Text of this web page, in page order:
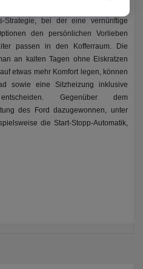
Strategie, bei der eine vernünftige
den persönlichen Vorlieben
passen in den Kofferraum. Die
an kalten Tagen ohne Eiskratzen
etwas mehr Komfort legen, können
sowie eine Sitzheizung inklusive
Gegenüber dem
des Ford dazugewonnen, unter
die Start-Stopp-Automatik,